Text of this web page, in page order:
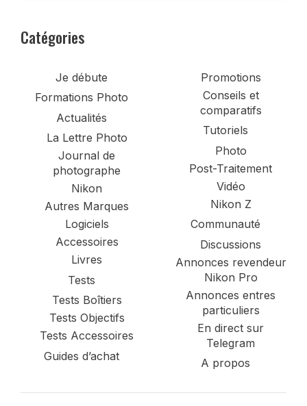
Catégories
Je débute
Formations Photo
Actualités
La Lettre Photo
Journal de
photographe
Nikon
Autres Marques
Logiciels
Accessoires
Livres
Tests
Tests Boîtiers
Tests Objectifs
Tests Accessoires
Guides d’achat
Promotions
Conseils et
comparatifs
Tutoriels
Photo
Post-Traitement
Vidéo
Nikon Z
Communauté
Discussions
Annonces revendeur
Nikon Pro
Annonces entres
particuliers
En direct sur
Telegram
A propos